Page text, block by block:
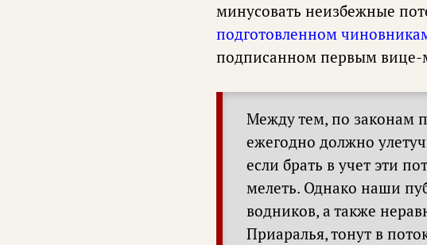
минусовать неизбежные
подготовленном
подписанном первым
Между тем, по законам
ежегодно должно
если брать в учет эти
мелеть. Однако наши
водников, а также
Приаралья, тонут в